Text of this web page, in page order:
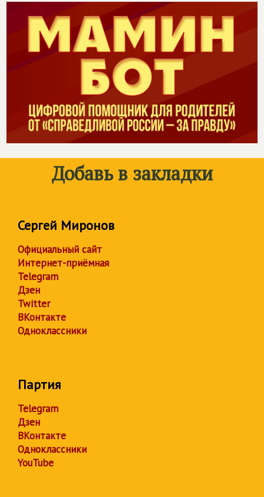
Добавь в закладки
Сергей Миронов
Официальный сайт
Интернет-приёмная
Telegram
Дзен
Twitter
ВКонтакте
Одноклассники
Партия
Telegram
Дзен
ВКонтакте
Одноклассники
YouTube